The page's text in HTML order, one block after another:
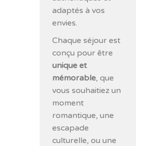
adaptés à vos
envies.
Chaque séjour est
conçu pour être
unique et
mémorable, que
vous souhaitiez un
moment
romantique, une
escapade
culturelle, ou une